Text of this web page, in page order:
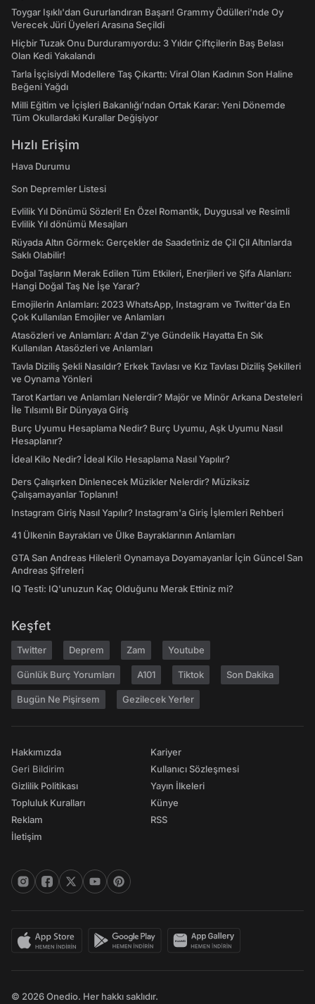
Toygar Işıklı'dan Gururlandıran Başarı! Grammy Ödülleri'nde Oy
Verecek Jüri Üyeleri Arasına Seçildi
Hiçbir Tuzak Onu Durduramıyordu: 3 Yıldır Çiftçilerin Baş Belası
Olan Kedi Yakalandı
Tarla İşçisiydi Modellere Taş Çıkarttı: Viral Olan Kadının Son Haline
Beğeni Yağdı
Milli Eğitim ve İçişleri Bakanlığı’ndan Ortak Karar: Yeni Dönemde
Tüm Okullardaki Kurallar Değişiyor
Hızlı Erişim
Hava Durumu
Son Depremler Listesi
Evlilik Yıl Dönümü Sözleri! En Özel Romantik, Duygusal ve Resimli
Evlilik Yıl dönümü Mesajları
Rüyada Altın Görmek: Gerçekler de Saadetiniz de Çil Çil Altınlarda
Saklı Olabilir!
Doğal Taşların Merak Edilen Tüm Etkileri, Enerjileri ve Şifa Alanları:
Hangi Doğal Taş Ne İşe Yarar?
Emojilerin Anlamları: 2023 WhatsApp, Instagram ve Twitter'da En
Çok Kullanılan Emojiler ve Anlamları
Atasözleri ve Anlamları: A'dan Z'ye Gündelik Hayatta En Sık
Kullanılan Atasözleri ve Anlamları
Tavla Diziliş Şekli Nasıldır? Erkek Tavlası ve Kız Tavlası Diziliş Şekilleri
ve Oynama Yönleri
Tarot Kartları ve Anlamları Nelerdir? Majör ve Minör Arkana Desteleri
İle Tılsımlı Bir Dünyaya Giriş
Burç Uyumu Hesaplama Nedir? Burç Uyumu, Aşk Uyumu Nasıl
Hesaplanır?
İdeal Kilo Nedir? İdeal Kilo Hesaplama Nasıl Yapılır?
Ders Çalışırken Dinlenecek Müzikler Nelerdir? Müziksiz
Çalışamayanlar Toplanın!
Instagram Giriş Nasıl Yapılır? Instagram'a Giriş İşlemleri Rehberi
41 Ülkenin Bayrakları ve Ülke Bayraklarının Anlamları
GTA San Andreas Hileleri! Oynamaya Doyamayanlar İçin Güncel San
Andreas Şifreleri
IQ Testi: IQ'unuzun Kaç Olduğunu Merak Ettiniz mi?
Keşfet
Twitter Deprem Zam Youtube
Günlük Burç Yorumları A101 Tiktok Son Dakika
Bugün Ne Pişirsem Gezilecek Yerler
Hakkımızda
Geri Bildirim
Gizlilik Politikası
Topluluk Kuralları
Reklam
İletişim
Kariyer
Kullanıcı Sözleşmesi
Yayın İlkeleri
Künye
RSS
© 2026 Onedio. Her hakkı saklıdır.